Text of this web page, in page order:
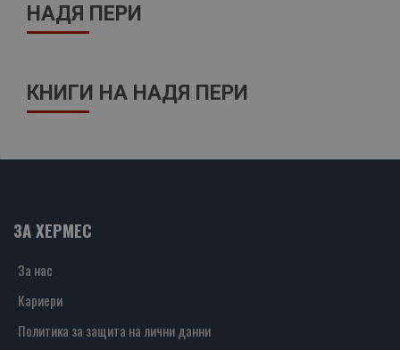
НАДЯ ПЕРИ
КНИГИ НА НАДЯ ПЕРИ
ЗА ХЕРМЕС
За нас
Кариери
Политика за защита на лични данни